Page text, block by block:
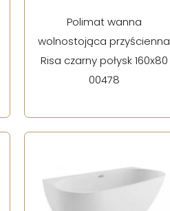
Polimat wanna
wolnostojąca przyścienna
Risa czarny połysk 160x80
00478